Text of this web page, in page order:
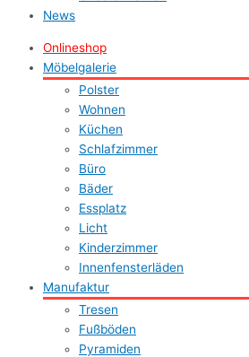
News
Onlineshop
Möbelgalerie
Polster
Wohnen
Küchen
Schlafzimmer
Büro
Bäder
Essplatz
Licht
Kinderzimmer
Innenfensterläden
Manufaktur
Tresen
Fußböden
Pyramiden